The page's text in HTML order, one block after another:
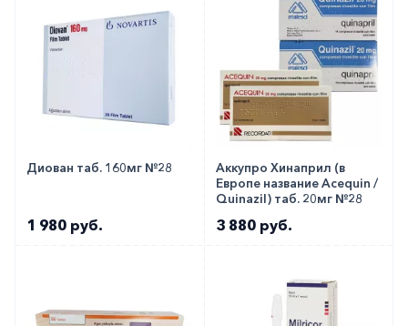
Диован таб. 160мг №28
1 980 руб.
Аккупро Хинаприл (в
Европе название Acequin /
Quinazil) таб. 20мг №28
3 880 руб.